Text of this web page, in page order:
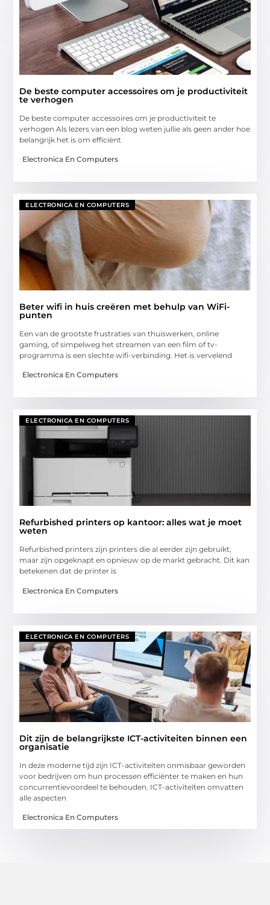
De beste computer accessoires om je productiviteit
te verhogen
De beste computer accessoires om je productiviteit te
verhogen Als lezers van een blog weten jullie als geen ander hoe
belangrijk het is om efficiënt
Electronica En Computers
ELECTRONICA EN COMPUTERS
Beter wifi in huis creëren met behulp van WiFi-
punten
Een van de grootste frustraties van thuiswerken, online
gaming, of simpelweg het streamen van een film of tv-
programma is een slechte wifi-verbinding. Het is vervelend
Electronica En Computers
ELECTRONICA EN COMPUTERS
Refurbished printers op kantoor: alles wat je moet
weten
Refurbished printers zijn printers die al eerder zijn gebruikt,
maar zijn opgeknapt en opnieuw op de markt gebracht. Dit kan
betekenen dat de printer is
Electronica En Computers
ELECTRONICA EN COMPUTERS
Dit zijn de belangrijkste ICT-activiteiten binnen een
organisatie
In deze moderne tijd zijn ICT-activiteiten onmisbaar geworden
voor bedrijven om hun processen efficiënter te maken en hun
concurrentievoordeel te behouden. ICT-activiteiten omvatten
alle aspecten
Electronica En Computers